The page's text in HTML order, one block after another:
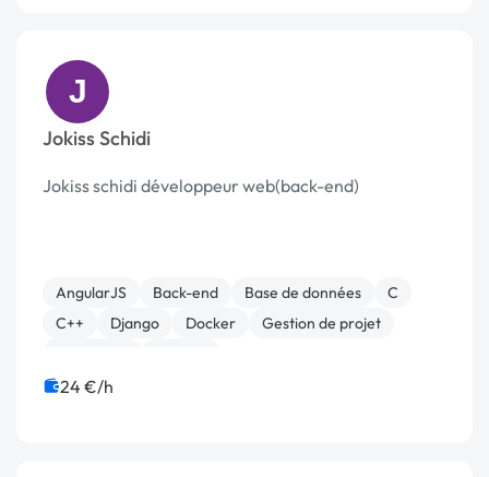
J
Jokiss Schidi
Jokiss schidi développeur web(back-end)
AngularJS Back-end Base de données
C
C++
Django Docker
Gestion de projet
24 €/h